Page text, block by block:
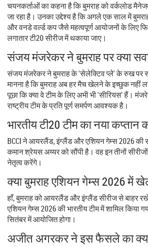
चयनकर्ताओं का कहना है कि बुमराह को वर्कलोड
जा रहा है। उनका उद्देश्य है कि अगले एक साल में
और वनडे वर्ल्ड कप जैसे महत्वपूर्ण आयोजनों के लिए
लगातार टी20 सीरीज में थकाया जाए।
संजय मंजरेकर ने बुमराह पर क्या
संजय मंजरेकर ने बुमराह के 'सेलेक्टिव प्ले' के रुख पर
मानना है कि बुमराह अब हर मैच खेलने के इच्छुक नहीं
पूछा कि क्या वे टीम के लिए अभी भी 'सीरियस' हैं।
राष्ट्रीय टीम के प्रति पूर्ण समर्पण आवश्यक है।
भारतीय टी20 टीम का नया कप्तान
BCCI ने आयरलैंड, इंग्लैंड और एशियन गेम्स 2026 की
कमानश्रेयस अय्यरको सौंपी है। वह इन तीनों
नेतृत्व करेंगे।
क्या बुमराह एशियन गेम्स 2026 में
हाँ, बुमराह को आयरलैंड और इंग्लैंड सीरीज से बाहर
एशियन गेम्स 2026 की भारतीय टीम में शामिल किया
सितंबर में आयोजित होगा।
अजीत अगरकर ने इस फैसले का क्या